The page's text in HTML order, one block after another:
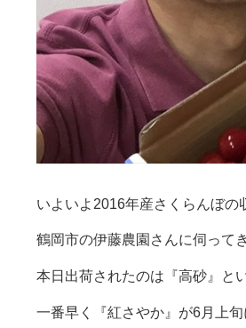
いよいよ2016年産さくらんぼの
鶴岡市の伊藤農園さんに伺って
本日出荷されたのは『高砂』と
一番早く『紅さやか』が6月上